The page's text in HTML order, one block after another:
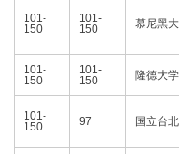
101-
150
101-
150
慕尼黑
101-
150
101-
150
隆德大学
101-
150
97 国立台